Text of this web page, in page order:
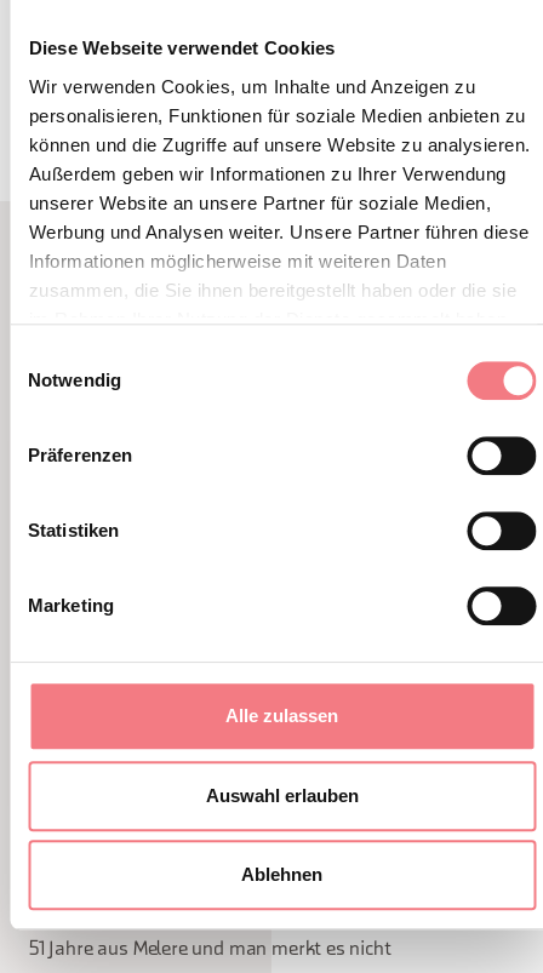
Diese Webseite verwendet Cookies
Wir verwenden Cookies, um Inhalte und Anzeigen zu
personalisieren, Funktionen für soziale Medien anbieten zu
können und die Zugriffe auf unsere Website zu analysieren.
Außerdem geben wir Informationen zu Ihrer Verwendung
unserer Website an unsere Partner für soziale Medien,
Werbung und Analysen weiter. Unsere Partner führen diese
Informationen möglicherweise mit weiteren Daten
zusammen, die Sie ihnen bereitgestellt haben oder die sie
Notwendig
Präferenzen
Statistiken
Marketing
Alle zulassen
Auswahl erlauben
Ablehnen
INFORMATIONEN ANFORDERN
LBL_EVENTI_CORRELATI
Melere
51 Jahre aus Melere und man merkt es nicht